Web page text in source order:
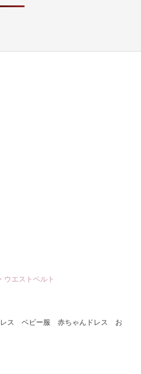
ウエストベルト
ス ベビー服 赤ちゃんドレス お